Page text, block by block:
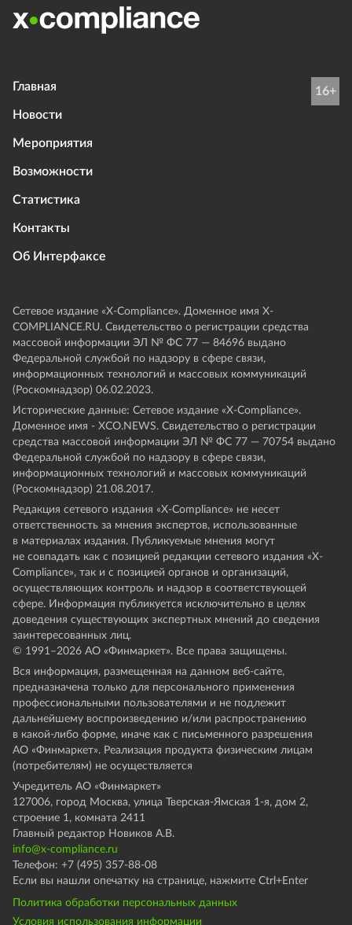
Главная
Новости
Мероприятия
Возможности
Статистика
Контакты
Об Интерфаксе
16+
Сетевое издание «Х-Compliance». Доменное имя X-
COMPLIANCE.RU. Свидетельство о регистрации средства
массовой информации ЭЛ № ФС 77 — 84696 выдано
Федеральной службой по надзору в сфере связи,
информационных технологий и массовых коммуникаций
(Роскомнадзор) 06.02.2023.
Исторические данные: Сетевое издание «Х-Compliance».
Доменное имя - XCO.NEWS. Свидетельство о регистрации
средства массовой информации ЭЛ № ФС 77 — 70754 выдано
Федеральной службой по надзору в сфере связи,
информационных технологий и массовых коммуникаций
(Роскомнадзор) 21.08.2017.
Редакция сетевого издания «X-Compliance» не несет
ответственность за мнения экспертов, использованные
в материалах издания. Публикуемые мнения могут
не совпадать как с позицией редакции сетевого издания «X-
Compliance», так и с позицией органов и организаций,
осуществляющих контроль и надзор в соответствующей
сфере. Информация публикуется исключительно в целях
доведения существующих экспертных мнений до сведения
заинтересованных лиц.
© 1991–2026 АО «Финмаркет». Все права защищены.
Вся информация, размещенная на данном веб-сайте,
предназначена только для персонального применения
профессиональными пользователями и не подлежит
дальнейшему воспроизведению и/или распространению
в какой-либо форме, иначе как с письменного разрешения
АО «Финмаркет». Реализация продукта физическим лицам
(потребителям) не осуществляется
Учредитель АО «Финмаркет»
127006, город Москва, улица Тверская-Ямская 1-я, дом 2,
строение 1, комната 2411
Главный редактор Новиков А.В.
info@x-compliance.ru
Телефон: +7 (495) 357-88-08
Если вы нашли опечатку на странице, нажмите Ctrl+Enter
Политика обработки персональных данных
Условия использования информации